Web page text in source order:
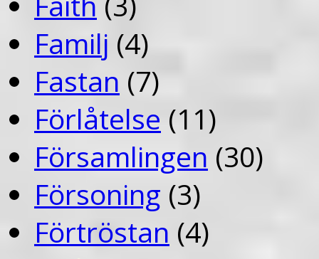
Familj (4)
Fastan (7)
Förlåtelse (11)
Församlingen (30)
Försoning (3)
Förtröstan (4)